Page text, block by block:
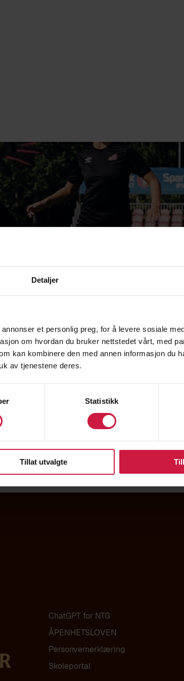
Detaljer
et personlig preg, for å levere sosiale
om hvordan du bruker nettstedet vårt, med
kan kombinere den med annen informasjon du
av tjenestene deres.
Statistikk
Tillat utvalgte
KLASSE
ChatGPT for NTG
ÅPENHETSLOVEN
Personvern­erklæring
Skoleportal